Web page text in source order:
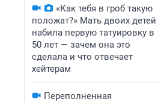
«Как тебя в гроб такую
положат?» Мать двоих детей
набила первую татуировку в
50 лет — зачем она это
сделала и что отвечает
хейтерам
Переполненная